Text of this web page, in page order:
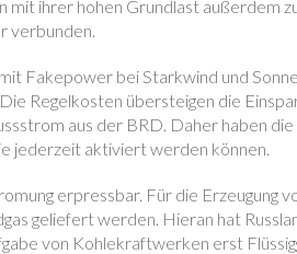
mit ihrer hohen Grundlast außerdem
verbunden.
Fakepower bei Starkwind und
Regelkosten übersteigen die
aus der BRD. Daher haben
jederzeit aktiviert werden können.
erpressbar. Für die Erzeugung
geliefert werden. Hieran hat
von Kohlekraftwerken erst